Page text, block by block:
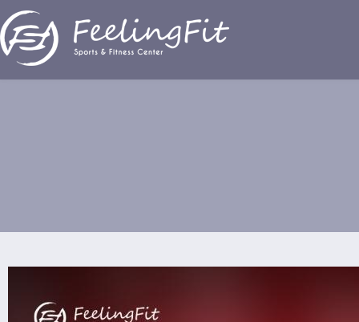
Παράκαμψη προς το κυρίως περιεχόμενο